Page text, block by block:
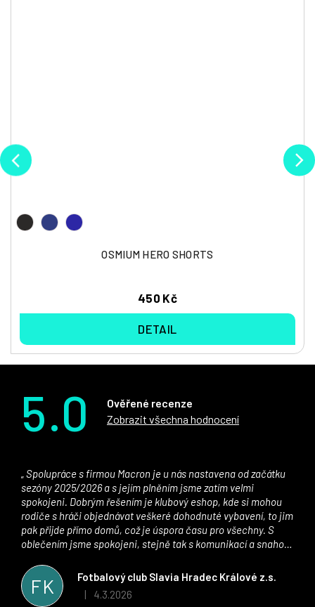
OSMIUM HERO SHORTS
450 Kč
DETAIL
5.0
Ověřené recenze
Zobrazit všechna hodnocení
FK
Fotbalový club Slavia Hradec Králové z.s.
Hodnocení obchodu je 5 z 5 hvězdiček.
| 4.3.2026
sezóny 2025/2026 a s jejím plněním jsme zatím velmi
spokojeni. Dobrým řešením je klubový eshop, kde si mohou
rodiče s hráči objednávat veškeré dohodnuté vybavení, to jim
pak přijde přímo domů, což je úspora času pro všechny. S
oblečením jsme spokojeni, stejně tak s komunikací a snahou
stran. Věříme, že v tomto duchu bude spolupráce pokračovat
i nadále, nyní už začínáme řešit i první sady dresů ;)